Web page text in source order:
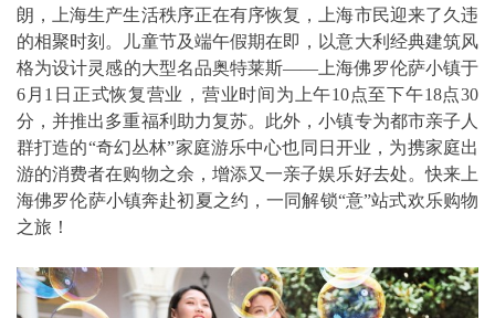
朗，上海生产生活秩序正在有序恢复，上海市民迎来了久违
的相聚时刻。儿童节及端午假期在即，以意大利经典建筑风
格为设计灵感的大型名品奥特莱斯——上海佛罗伦萨小镇于
6月1日正式恢复营业，营业时间为上午10点至下午18点30
分，并推出多重福利助力复苏。此外，小镇专为都市亲子人
群打造的“奇幻丛林”家庭游乐中心也同日开业，为携家庭出
游的消费者在购物之余，增添又一亲子娱乐好去处。快来上
海佛罗伦萨小镇奔赴初夏之约，一同解锁“意”站式欢乐购物
之旅！